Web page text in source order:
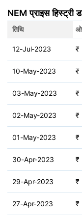
NEM प्राइस हिस्ट्री
तिथि
12-Jul-2023 ₹
10-May-2023 ₹
03-May-2023 ₹
02-May-2023 ₹
01-May-2023 ₹
30-Apr-2023 ₹
29-Apr-2023 ₹
27-Apr-2023 ₹